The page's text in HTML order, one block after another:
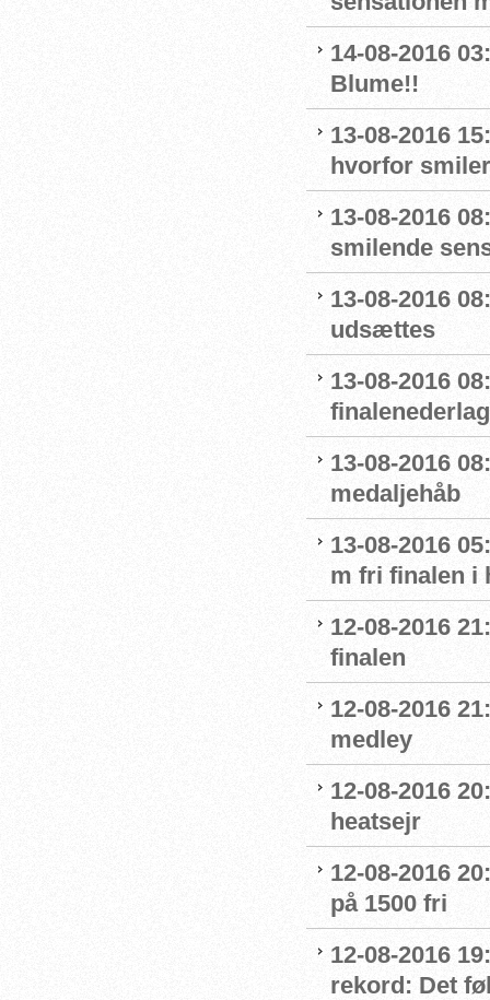
14-08-2016
Blume!!
13-08-2016
hvorfor
13-08-2016
smilende
13-08-2016
udsættes
13-08-2016
finalenederlag
13-08-2016
medaljehåb
13-08-2016
m fri finalen i
12-08-2016
finalen
12-08-2016
medley
12-08-2016
heatsejr
12-08-2016
på 1500 fri
12-08-2016
rekord: Det